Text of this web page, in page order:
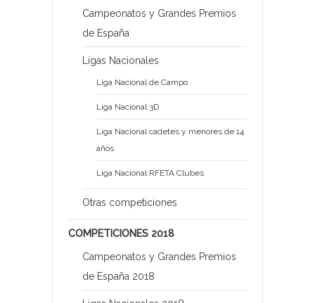
Campeonatos y Grandes Premios
de España
Ligas Nacionales
Liga Nacional de Campo
Liga Nacional 3D
Liga Nacional cadetes y menores de 14
años
Liga Nacional RFETA Clubes
Otras competiciones
COMPETICIONES 2018
Campeonatos y Grandes Premios
de España 2018